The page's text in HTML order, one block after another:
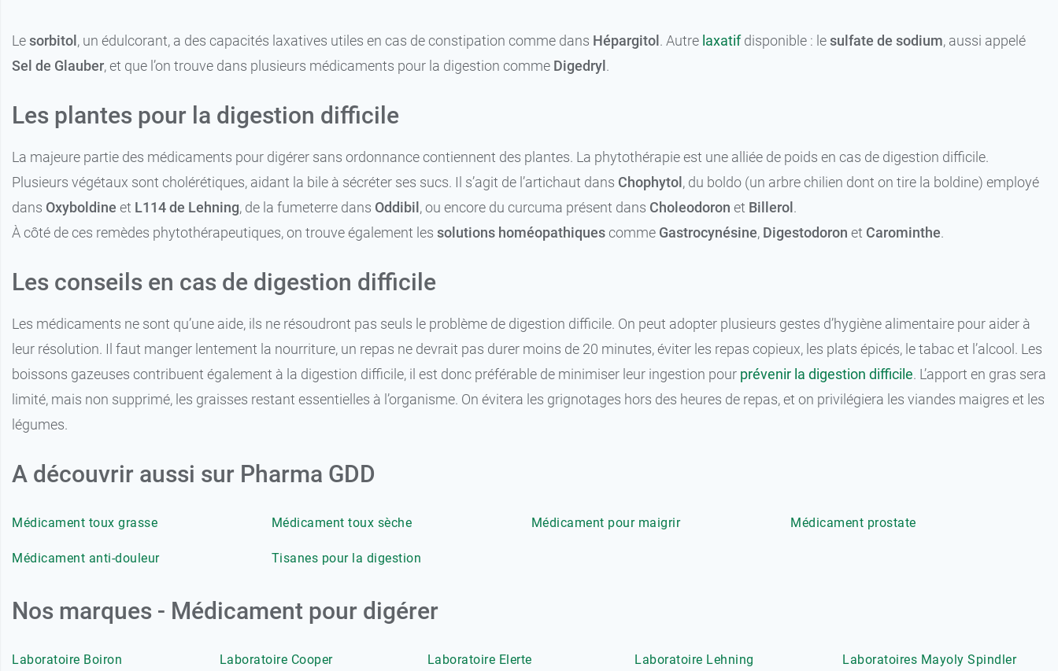
Lesorbitol , un édulcorant, a des capacités laxatives utiles en cas de constipation comme dans Hépargitol . Autre laxatifdisponible : lesulfate de sodium, aussi appelé
Sel de Glauber, et que l’on trouve dans plusieurs médicaments pour la digestion comme Digedryl .
Les plantes pour la digestion difficile
La majeure partie des médicaments pour digérer sans ordonnance contiennent des plantes. La phytothérapie est une alliée de poids en cas de digestion difficile.
Plusieurs végétaux sont cholérétiques, aidant la bile à sécréter ses sucs. Il s’agit de l’artichaut dans Chophytol , du boldo (un arbre chilien dont on tire la boldine) employé
dans Oxyboldine et L114 de Lehning, de la fumeterre dans Oddibil , ou encore du curcuma présent dans Choleodoron et Billerol .
À côté de ces remèdes phytothérapeutiques, on trouve également les solutions homéopathiques comme Gastrocynésine, Digestodoron et Carominthe.
Les conseils en cas de digestion difficile
Les médicaments ne sont qu’une aide, ils ne résoudront pas seuls le problème de digestion difficile. On peut adopter plusieurs gestes d’hygiène alimentaire pour aider à
leur résolution. Il faut manger lentement la nourriture, un repas ne devrait pas durer moins de 20 minutes, éviter les repas copieux, les plats épicés, le tabac et l’alcool. Les
boissons gazeuses contribuent également à la digestion difficile, il est donc préférable de minimiser leur ingestion pour prévenir la digestion difficile. L’apport en gras sera
limité, mais non supprimé, les graisses restant essentielles à l’organisme. On évitera les grignotages hors des heures de repas, et on privilégiera les viandes maigres et les
légumes.
A découvrir aussi sur Pharma GDD
Médicament toux grasse Médicament toux sèche Médicament pour maigrir Médicament prostate
Médicament anti-douleur Tisanes pour la digestion
Nos marques - Médicament pour digérer
Laboratoire Boiron Laboratoire Cooper Laboratoire Elerte Laboratoire Lehning Laboratoires Mayoly Spindler